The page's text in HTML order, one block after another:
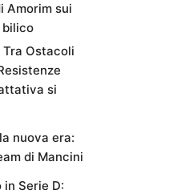
Amorim sui
Ostacoli
si
nuova era:
di Mancini
in Serie D: